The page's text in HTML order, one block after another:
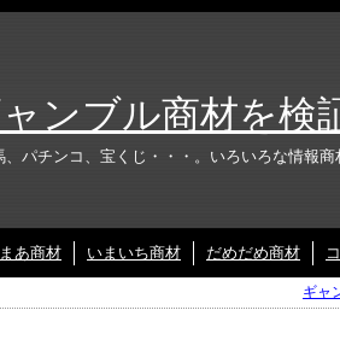
ンブル商材を検
、パチンコ、宝くじ・・・。いろいろな情報
あ商材 いまいち商材 だめだめ商材
ギャ